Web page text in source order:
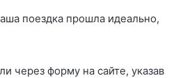
поездка прошла идеально,
через форму на сайте, указав